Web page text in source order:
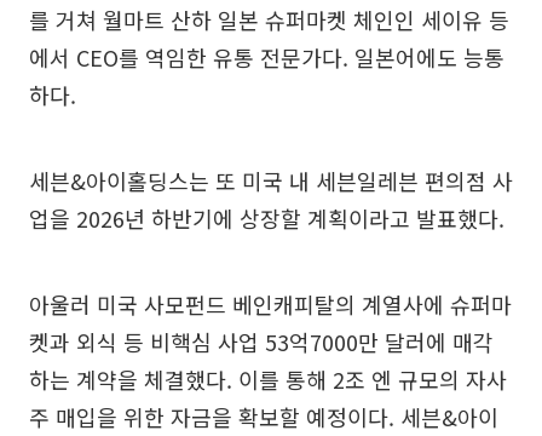
를 거쳐 월마트 산하 일본 슈퍼마켓 체인인 세이유 등
에서 CEO를 역임한 유통 전문가다. 일본어에도 능통
하다.
세븐&아이홀딩스는 또 미국 내 세븐일레븐 편의점 사
업을 2026년 하반기에 상장할 계획이라고 발표했다.
아울러 미국 사모펀드 베인캐피탈의 계열사에 슈퍼마
켓과 외식 등 비핵심 사업 53억7000만 달러에 매각
하는 계약을 체결했다. 이를 통해 2조 엔 규모의 자사
주 매입을 위한 자금을 확보할 예정이다. 세븐&아이